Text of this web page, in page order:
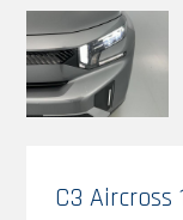
C3 Aircross